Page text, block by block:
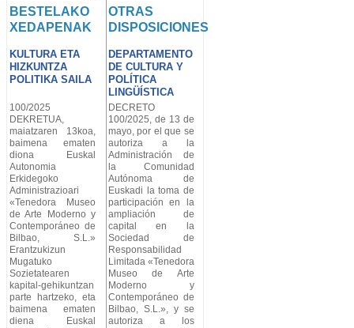
BESTELAKO
XEDAPENAK
KULTURA ETA
HIZKUNTZA
POLITIKA SAILA
OTRAS
DISPOSICIONES
DEPARTAMENTO
DE CULTURA Y
POLÍTICA
LINGÜÍSTICA
100/2025
DEKRETUA,
maiatzaren 13koa,
baimena ematen
diona Euskal
Autonomia
Erkidegoko
Administrazioari
«Tenedora Museo
de Arte Moderno y
Contemporáneo de
Bilbao, S.L.»
Erantzukizun
Mugatuko
Sozietatearen
kapital-gehikuntzan
parte hartzeko, eta
baimena ematen
diena Euskal
DECRETO
100/2025, de 13 de
mayo, por el que se
autoriza a la
Administración de
la Comunidad
Autónoma de
Euskadi la toma de
participación en la
ampliación de
capital en la
Sociedad de
Responsabilidad
Limitada «Tenedora
Museo de Arte
Moderno y
Contemporáneo de
Bilbao, S.L.», y se
autoriza a los